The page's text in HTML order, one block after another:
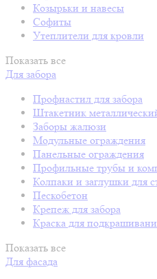
Козырьки и навесы
Софиты
Утеплители для кровли
Показать все
Для забора
Профнастил для забора
Штакетник
Заборы жалюзи
Модульные ограждения
Панельные ограждения
Профильные трубы и
Колпаки и заглушки для
Пескобетон
Крепеж для забора
Краска для
Показать все
Для фасада